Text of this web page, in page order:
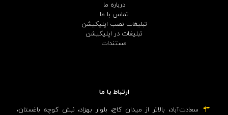
درباره ما
تماس با ما
تبلیغات نصب اپلیکیشن
تبلیغات در اپلیکیشن
مستندات
ارتباط با ما
سعادت‌آباد، بالاتر از میدان کاج، بلوار بهزاد، نبش کوچه باغستان،